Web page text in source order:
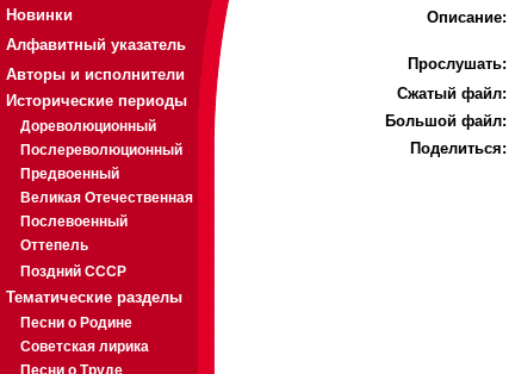
Новинки
Алфавитный указатель
Авторы и исполнители
Исторические периоды
Дореволюционный
Послереволюционный
Предвоенный
Великая Отечественная
Послевоенный
Оттепель
Поздний СССР
Тематические разделы
Песни о Родине
Советская лирика
Песни о Труде
Описание:
Прослушать:
Cжатый файл:
Большой файл:
Поделиться: